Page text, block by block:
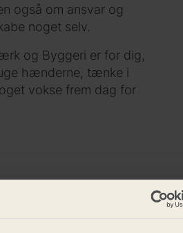
også om ansvar og
noget selv.
og Byggeri er for dig,
hænderne, tænke i
vokse frem dag for